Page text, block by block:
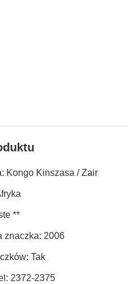
Kongo Kinszasa / Zair
**
znaczka: 2006
Tak
2372-2375